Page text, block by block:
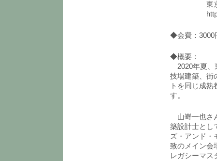
東京メト
http://
◆会費：3000
◆概要：
2020年夏、
技場建築、街
トを同じ成
す。
山嵜一也さ
築設計士とし
ズ・アンド・
致のメイン会
レガシーマス